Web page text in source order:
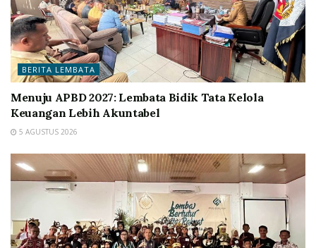
BERITA LEMBATA
Menuju APBD 2027: Lembata Bidik Tata Kelola
Keuangan Lebih Akuntabel
5 AGUSTUS 2026